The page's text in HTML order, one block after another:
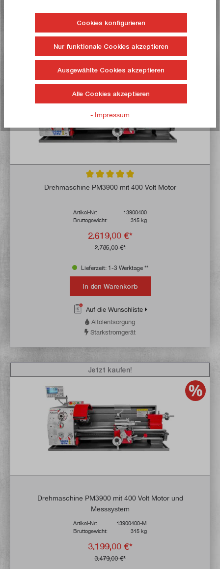
Altölentsorgung
Starkstromgerät
Durchschnittliche Bewertung von 5 von 5
Drehmaschine PM3900 mit 400 Volt Motor
Artikel-Nr:
13900400
Bruttogewicht:
315 kg
2.619,00 €*
2.785,00 €*
Jetzt kaufen!
Lieferzeit: 1-3 Werktage **
In den Warenkorb
Auf die Wunschliste
Altölentsorgung
Starkstromgerät
Drehmaschine PM3900 mit 400 Volt Motor und
Messsystem
Artikel-Nr:
13900400-M
Bruttogewicht:
315 kg
3.199,00 €*
3.479,00 €*
Jetzt kaufen!
Cookies konfigurieren
Nur funktionale Cookies akzeptieren
Ausgewählte Cookies akzeptieren
Alle Cookies akzeptieren
- Impressum